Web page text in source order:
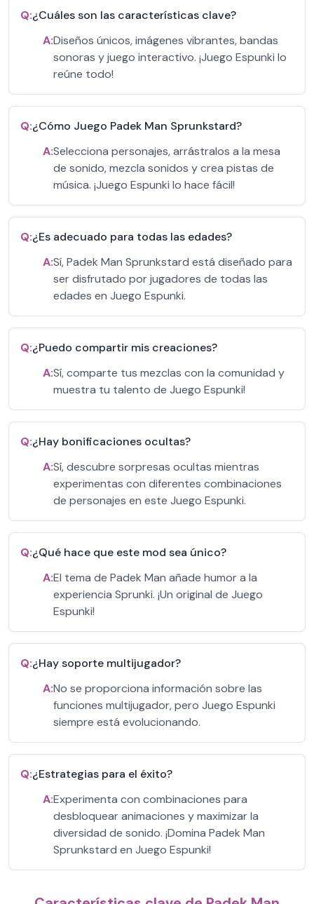
Q:¿Cuáles son las características clave?
A:Diseños únicos, imágenes vibrantes, bandas
sonoras y juego interactivo. ¡Juego Espunki lo
reúne todo!
Q:¿Cómo Juego Padek Man Sprunkstard?
A:Selecciona personajes, arrástralos a la mesa
de sonido, mezcla sonidos y crea pistas de
música. ¡Juego Espunki lo hace fácil!
Q:¿Es adecuado para todas las edades?
A:Sí, Padek Man Sprunkstard está diseñado para
ser disfrutado por jugadores de todas las
edades en Juego Espunki.
Q:¿Puedo compartir mis creaciones?
A:Sí, comparte tus mezclas con la comunidad y
muestra tu talento de Juego Espunki!
Q:¿Hay bonificaciones ocultas?
A:Sí, descubre sorpresas ocultas mientras
experimentas con diferentes combinaciones
de personajes en este Juego Espunki.
Q:¿Qué hace que este mod sea único?
A:El tema de Padek Man añade humor a la
experiencia Sprunki. ¡Un original de Juego
Espunki!
Q:¿Hay soporte multijugador?
A:No se proporciona información sobre las
funciones multijugador, pero Juego Espunki
siempre está evolucionando.
Q:¿Estrategias para el éxito?
A:Experimenta con combinaciones para
desbloquear animaciones y maximizar la
diversidad de sonido. ¡Domina Padek Man
Sprunkstard en Juego Espunki!